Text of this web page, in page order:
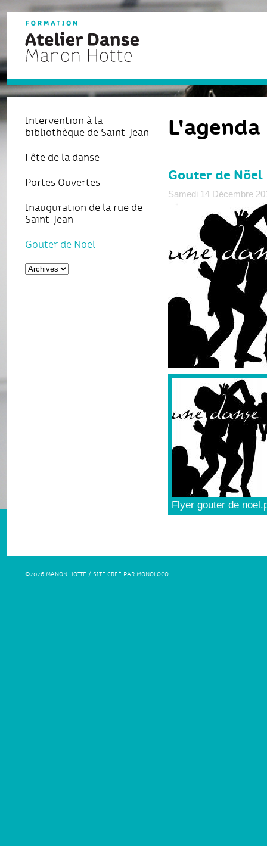
Intervention à la
bibliothèque de Saint-Jean
Fête de la danse
Portes Ouvertes
Inauguration de la rue de
Saint-Jean
Gouter de Nöel
L'agenda
Gouter de Nöel
Samedi 14 Décembre
Flyer gouter de
©2026 MANON HOTTE / SITE CRÉÉ PAR MONOLOCO